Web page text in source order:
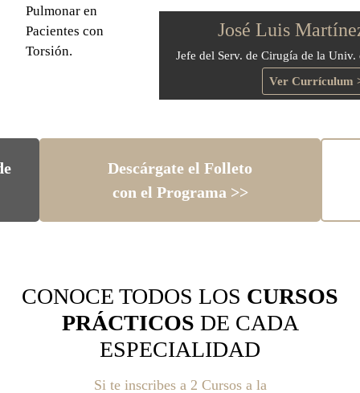
Pulmonar en
Pacientes con
Torsión.
José Luis
Jefe del Serv. de Cirugía de la
Ver Currículum
Descárgate el Folleto
con el Programa >>
CONOCE TODOS LOS CURSOS
PRÁCTICOS DE CADA
ESPECIALIDAD
Si te inscribes a 2 Cursos a la